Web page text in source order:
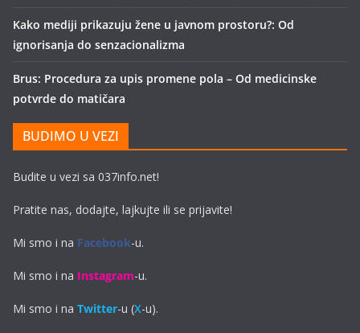
Kako mediji prikazuju žene u javnom prostoru?: Od
ignorisanja do senzacionalizma
Brus: Procedura za upis promene pola – Od medicinske
potvrde do matičara
BUDIMO U VEZI
Budite u vezi sa 037info.net!
Pratite nas, dodajte, lajkujte ili se prijavite!
Mi smo i na Facebook-u.
Mi smo i na Instagram-u.
Mi smo i na Twitter-u (X-u).